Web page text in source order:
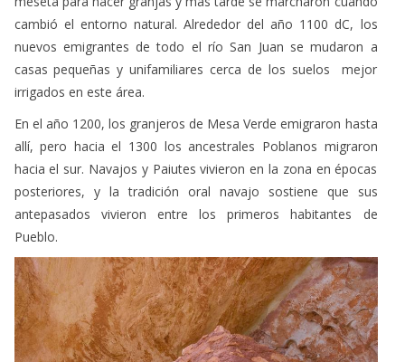
nuevos emigrantes de todo el río San Juan se mudaron a
casas pequeñas y unifamiliares cerca de los suelos mejor
irrigados en este área.
En el año 1200, los granjeros de Mesa Verde emigraron hasta
hacia el sur. Navajos y Paiutes vivieron en la zona en épocas
posteriores, y la tradición oral navajo sostiene que sus
antepasados vivieron entre los primeros habitantes de
Pueblo.